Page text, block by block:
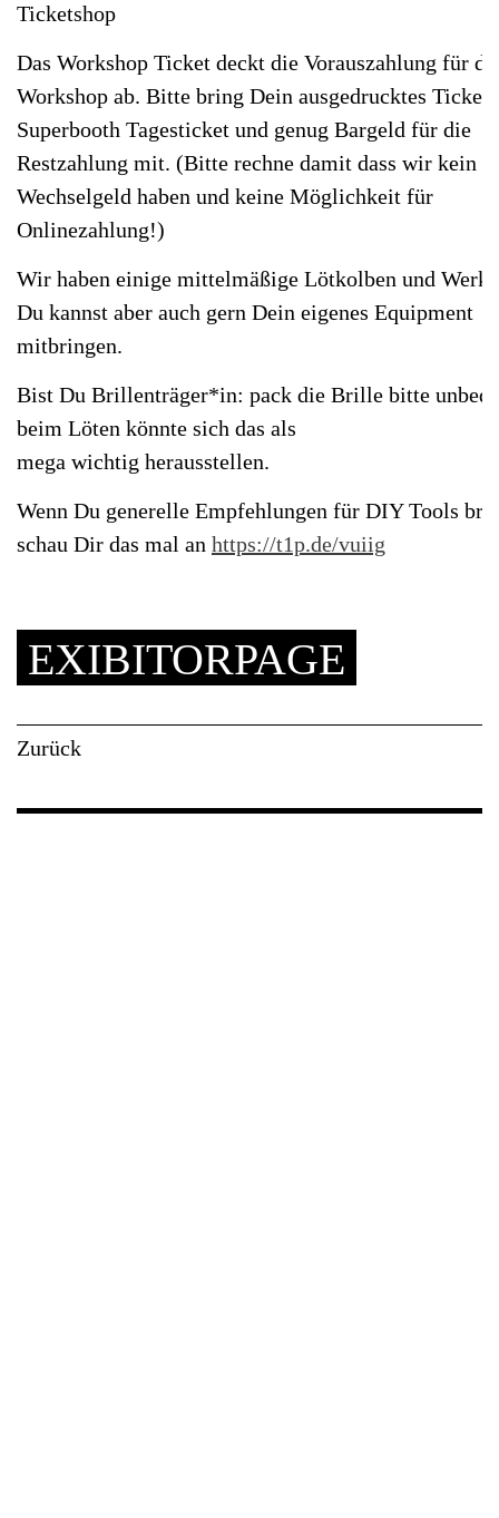
Ticketshop
Das Workshop Ticket deckt die Vorauszahlung für
Workshop ab. Bitte bring Dein ausgedrucktes Ticket
Superbooth Tagesticket und genug Bargeld für die
Restzahlung mit. (Bitte rechne damit dass wir kein
Wechselgeld haben und keine Möglichkeit für
Onlinezahlung!)
Wir haben einige mittelmäßige Lötkolben und
Du kannst aber auch gern Dein eigenes Equipment
mitbringen.
Bist Du Brillenträger*in: pack die Brille bitte
beim Löten könnte sich das als
mega wichtig herausstellen.
Wenn Du generelle Empfehlungen für DIY Tools
schau Dir das mal an https://t1p.de/vuiig
EXIBITORPAGE
Zurück